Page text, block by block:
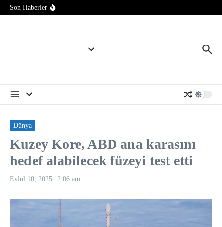
İçeriğe atla
Son Haberler
Dünya
Kuzey Kore, ABD ana karasını
hedef alabilecek füzeyi test etti
Eylül 10, 2025 12:06 am